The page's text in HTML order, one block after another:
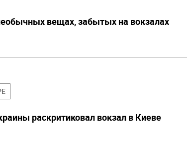
вещах, забытых на вокзалах
раскритиковал вокзал в Киеве